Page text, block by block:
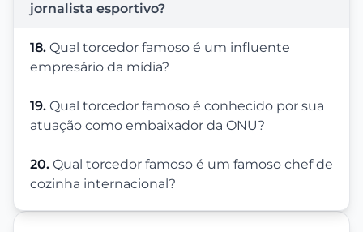
jornalista esportivo?
18. Qual torcedor famoso é um influente
empresário da mídia?
19. Qual torcedor famoso é conhecido por sua
atuação como embaixador da ONU?
20. Qual torcedor famoso é um famoso chef de
cozinha internacional?